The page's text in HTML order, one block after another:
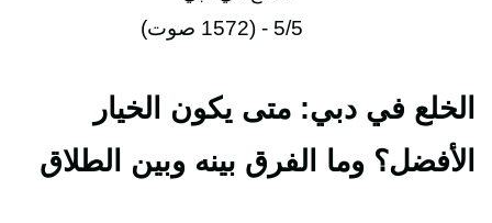
5/5 - (1572 صوت)
الخلع في دبي: متى يكون الخيار
الأفضل؟ وما الفرق بينه وبين الطلاق